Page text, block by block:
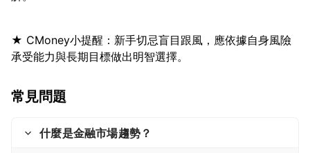
★ CMoney小提醒：新手切忌盲目跟風，應依據自身風險
常見問題
什麼是金融市場趨勢？